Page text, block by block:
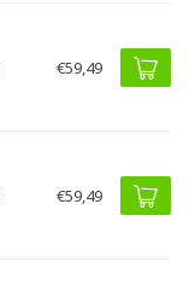
€59,49
€59,49